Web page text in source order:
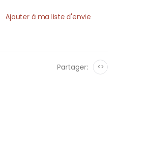
Ajouter à ma liste d'envie
Partager: <>